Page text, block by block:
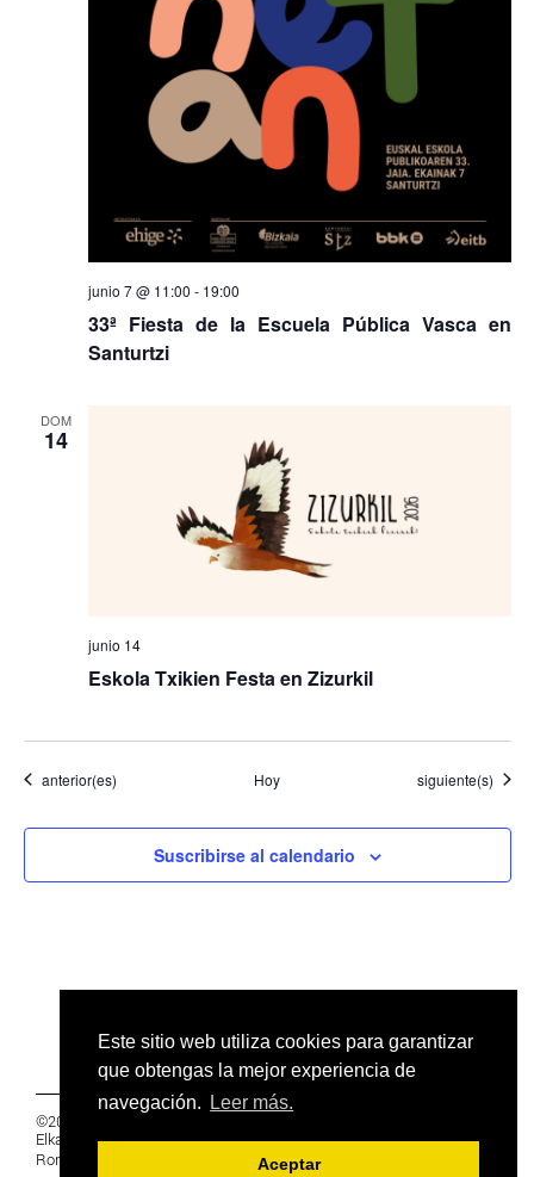
Este sitio web utiliza cookies para garantizar
que obtengas la mejor experiencia de
navegación.
Leer más.
Aceptar
33ª Fiesta de la Escuela Pública Vasca en
Santurtzi
junio 7 @ 11:00 - 19:00
DOM
14
Eskola Txikien Festa en Zizurkil
junio 14
Eventos
anterior(es) Hoy Eventos
siguiente(s)
Suscribirse al calendario
©2019 Euskal Herriko Ikasleen Gurasoen
Elkartea -PRIVACIDAD
Ronda 27, 1 Ezk, 48005 Bilbao, Bizkaia